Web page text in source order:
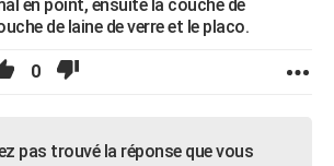
en point, ensuite la couche de
de laine de verre et le placo.
0
pas trouvé la réponse que vous